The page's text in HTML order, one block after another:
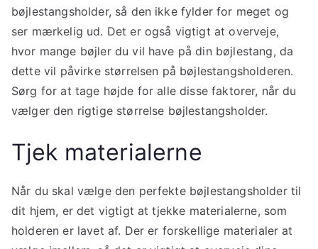
bøjlestangsholder, så den ikke fylder for meget og
ser mærkelig ud. Det er også vigtigt at overveje,
hvor mange bøjler du vil have på din bøjlestang, da
dette vil påvirke størrelsen på bøjlestangsholderen.
Sørg for at tage højde for alle disse faktorer, når du
vælger den rigtige størrelse bøjlestangsholder.
Tjek materialerne
Når du skal vælge den perfekte bøjlestangsholder til
dit hjem, er det vigtigt at tjekke materialerne, som
holderen er lavet af. Der er forskellige materialer at